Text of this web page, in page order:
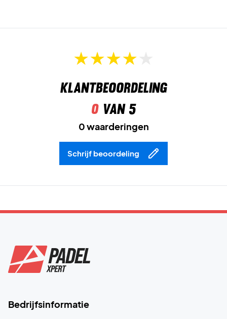
Neem de controle over het spel – koop je paar vandaag!
Klantbeoordeling
0van 5
0 waarderingen
Schrijf beoordeling
Bedrijfsinformatie